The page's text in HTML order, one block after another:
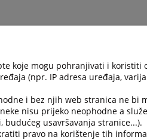
koje mogu pohranjivati i koristiti
(npr. IP adresa uređaja,
i bez njih web stranica ne bi
nisu prijeko neophodne a
usavršavanja stranice...).
pravo na korištenje tih